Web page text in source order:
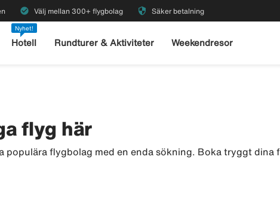
check_circle Välj mellan 300+ flygbolag security Säker betalning
Nyhet!
Hotell Rundturer & Aktiviteter Weekendresor
flyg här
flygbolag med en enda sökning. Boka tryggt